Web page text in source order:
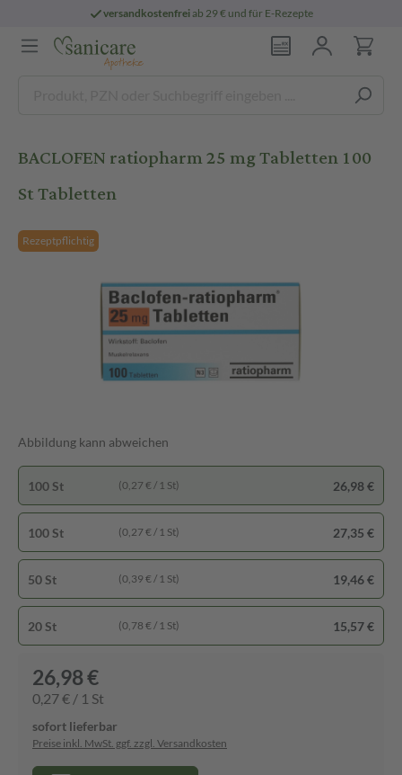
versandkostenfreiab 29 € und für E-Rezepte
BACLOFEN ratiopharm 25 mg Tabletten 100
St Tabletten
Rezeptpflichtig
Abbildung kann abweichen
100 St (0,27 € / 1 St) 26,98 €
100 St (0,27 € / 1 St) 27,35 €
50 St (0,39 € / 1 St) 19,46 €
20 St (0,78 € / 1 St) 15,57 €
26,98 €
0,27 € / 1 St
sofort lieferbar
Preise inkl. MwSt. ggf. zzgl. Versandkosten